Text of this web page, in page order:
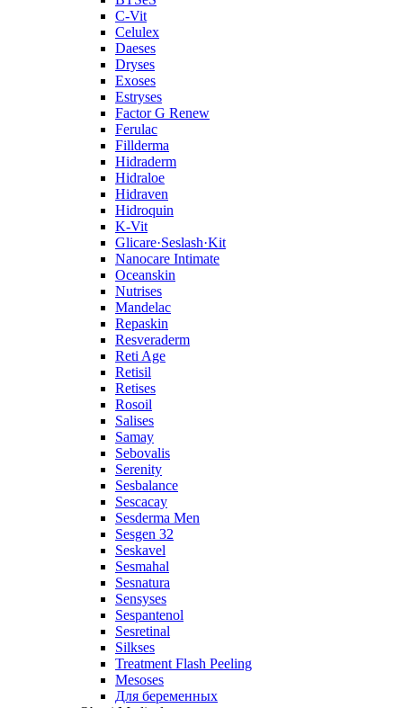
C‑Vit
Celulex
Daeses
Dryses
Exoses
Estryses
Factor G Renew
Ferulac
Fillderma
Hidraderm
Hidraloe
Hidraven
Hidroquin
K-Vit
Glicare·Seslash·Kit
Nanocare Intimate
Oceanskin
Nutrises
Mandelac
Repaskin
Resveraderm
Reti Age
Retisil
Retises
Rosoil
Salises
Samay
Sebovalis
Serenity
Sesbalance
Sescacay
Sesderma Men
Sesgen 32
Seskavel
Sesmahal
Sesnatura
Sensyses
Sespantenol
Sesretinal
Silkses
Treatment Flash Peeling
Mesoses
Для беременных